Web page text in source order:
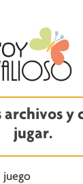
archivos y
jugar.
juego